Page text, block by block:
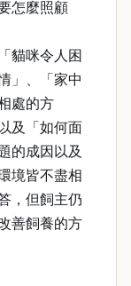
怎麼照顧
貓咪令人困
」、「家中
處的方
及「如何面
的成因以及
境皆不盡相
，但飼主仍
善飼養的方